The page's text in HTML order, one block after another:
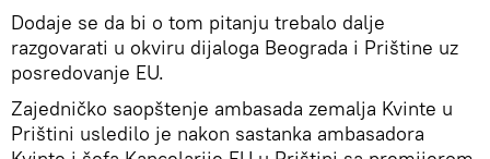
Dodaje se da bi o tom pitanju trebalo dalje
razgovarati u okviru dijaloga Beograda i Prištine uz
posredovanje EU.
Zajedničko saopštenje ambasada zemalja Kvinte u
Prištini usledilo je nakon sastanka ambasadora